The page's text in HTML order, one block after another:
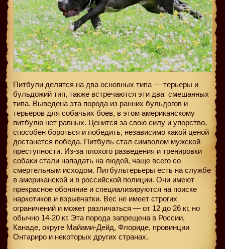
Питбули делятся на два основных типа — терьеры и
бульдожий тип, также встречаются эти два смешанных
типа. Выведена эта порода из ранних бульдогов и
терьеров для собачьих боев, в этом американскому
питбулю нет равных. Ценится за свою силу и упорство,
способен бороться и победить, независимо какой ценой
достанется победа. Питбуль стал символом мужской
преступности. Из-за плохого разведения и тренировки
собаки стали нападать на людей, чаще всего со
смертельным исходом. Питбультерьеры есть на службе
в американской и в российской полиции. Они имеют
прекрасное обоняние и специализируются на поиске
наркотиков и взрывчатки. Вес не имеет строгих
ограничений и может различаться — от 12 до 26 кг, но
обычно 14-20 кг. Эта порода запрещена в России,
Канаде, округе Майами-Дейд, Флориде, провинции
Онтариро и некоторых других странах.